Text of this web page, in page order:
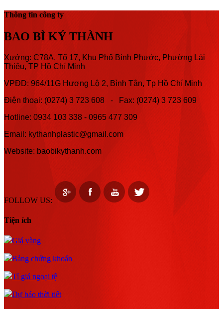
Thông tin công ty
BAO BÌ KÝ THÀNH
Xưởng: C78A, Tổ 17, Khu Phố Bình Phước, Phường Lái
Thiêu, TP Hồ Chí Minh
VPĐD: 964/11G Hương Lộ 2, Bình Tân, Tp Hồ Chí Minh
Điện thoại: (0274) 3 723 608 - Fax: (0274) 3 723 609
Hotline: 0934 103 338 - 0965 477 309
Email: kythanhplastic@gmail.com
Website: baobikythanh.com
FOLLOW US:
Tiện ích
Giá vàng
Bảng chứng khoán
Tỉ giá ngoại tệ
Dự báo thời tiết